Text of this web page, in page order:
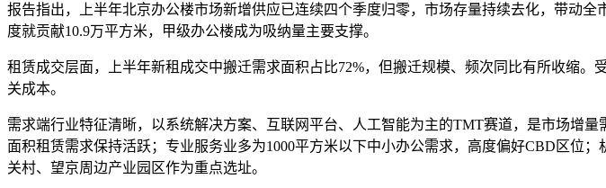
报告指出，上半年北京办公楼市场新增供应已连续四个季度归零，市场存量持续去化，带动
度就贡献10.9万平方米，甲级办公楼成为吸纳量主要支撑。
租赁成交层面，上半年新租成交中搬迁需求面积占比72%，但搬迁规模、频次同比有所收缩
关成本。
需求端行业特征清晰，以系统解决方案、互联网平台、人工智能为主的TMT赛道，是市场增
面积租赁需求保持活跃；专业服务业多为1000平方米以下中小办公需求，高度偏好CBD区位
关村、望京周边产业园区作为重点选址。